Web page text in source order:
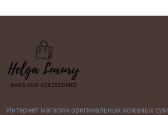
Интернет магазин оригинальных кожаных